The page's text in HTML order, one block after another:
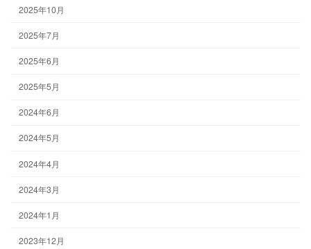
2025年10月
2025年7月
2025年6月
2025年5月
2024年6月
2024年5月
2024年4月
2024年3月
2024年1月
2023年12月